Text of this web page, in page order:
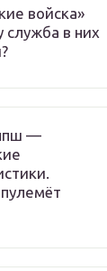
войска»
служба в них
—